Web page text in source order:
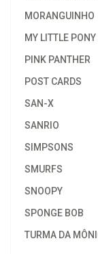
MORANGUINHO
MY LITTLE PONY
PINK PANTHER
POST CARDS
SAN-X
SANRIO
SIMPSONS
SMURFS
SNOOPY
SPONGE BOB
TURMA DA